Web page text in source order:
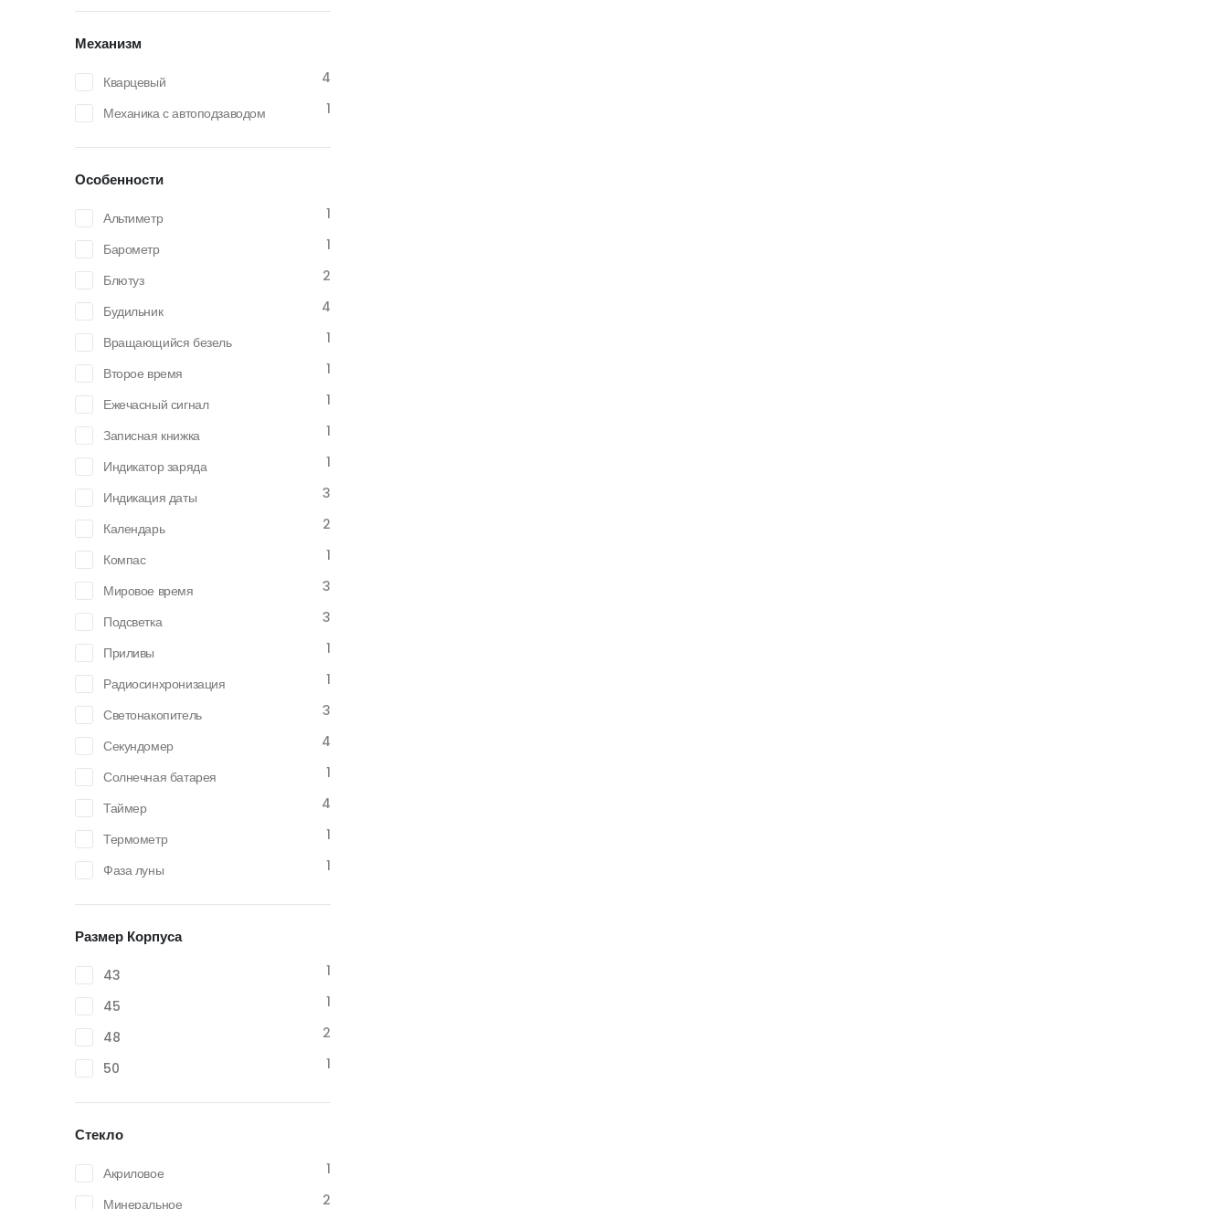
Механизм
Кварцевый
4
Механика с автоподзаводом
1
Особенности
Альтиметр
1
Барометр
1
Блютуз
2
Будильник
4
Вращающийся безель
1
Второе время
1
Ежечасный сигнал
1
Записная книжка
1
Индикатор заряда
1
Индикация даты
3
Календарь
2
Компас
1
Мировое время
3
Подсветка
3
Приливы
1
Радиосинхронизация
1
Светонакопитель
3
Секундомер
4
Солнечная батарея
1
Таймер
4
Термометр
1
Фаза луны
1
Размер Корпуса
43
1
45
1
48
2
50
1
Стекло
Акриловое
1
Минеральное
2